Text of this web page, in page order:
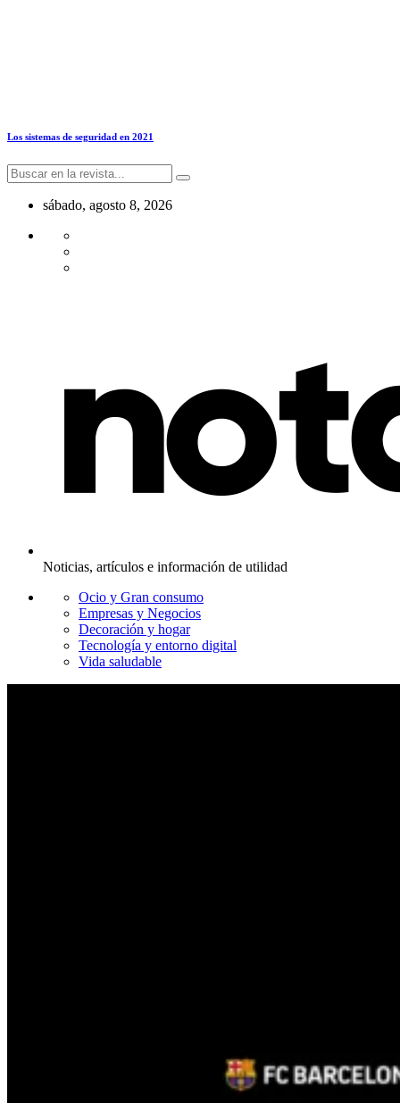
Los sistemas de seguridad en 2021
sábado, agosto 8, 2026
Noticias, artículos e información de utilidad
Ocio y Gran consumo
Empresas y Negocios
Decoración y hogar
Tecnología y entorno digital
Vida saludable